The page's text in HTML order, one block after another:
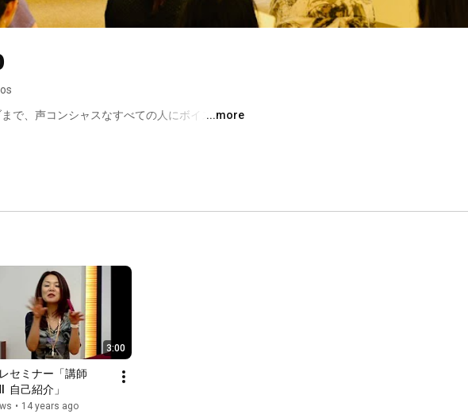
で、声コンシャスなすべての人にボイストレ
主宰MISUMI（大槻水澄）によるレッスン、セ
...more
3:00
セミナー「講師
自己紹介」
• 14 years ago